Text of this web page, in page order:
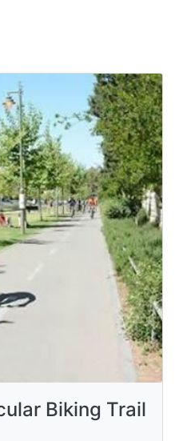
Biking Trail